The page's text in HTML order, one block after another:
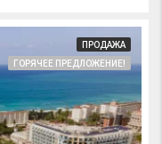
ПРОДАЖА
ГОРЯЧЕЕ ПРЕДЛОЖЕНИЕ!